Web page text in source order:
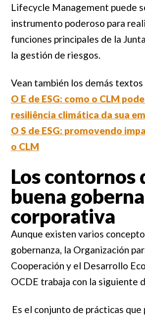
Lifecycle Management puede
instrumento poderoso para
funciones principales de la
la gestión de riesgos.
Vean también los demás textos
O E de ESG: como o CLM
resiliência climática da sua
O S de ESG: promovendo
o CLM
Los contornos
buena
corporativa
Aunque existen varios
gobernanza, la Organización
Cooperación y el Desarrollo
OCDE trabaja con la siguiente
Es el conjunto de prácticas que